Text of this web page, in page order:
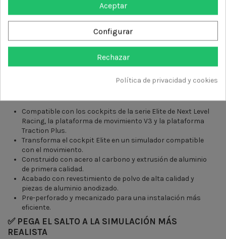
cockpit Elite* sea compatible con la plataforma Next Level
Racing Motion V3 y Traction Plus. Una combinación de procesos
de fabricación de precisión con mecanizado CNC y corte por
láser, así como un acabado anodizado y con recubrimiento de
polvo, proporciona al kit de actualización del adaptador Elite
Motion el mismo nivel de calidad y rigidez que se espera de
nuestra gama Elite de productos de simulación.
CARACTERÍSTICAS PRINCIPALES DEL KIT DE
Compatible con los cockpits de la serie Elite de Next Level
Racing, la plataforma de movimiento V3 y la plataforma
Traction Plus.
Transforma el cockpit Elite en un simulador compatible
con el movimiento.
Construido con acero al carbono y extrusión de aluminio
de primera calidad.
Acabado con revestimiento de polvo de alta calidad y
piezas de aluminio anodizado.
Pre-perforado y mecanizado para una instalación más
eficiente.
✅ PEGA EL SALTO A LA SIMULACIÓN MÁS
REALISTA
Aceptar
Configurar
Rechazar
Política de privacidad y cookies